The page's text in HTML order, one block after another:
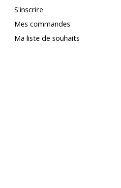
S'inscrire
Mes commandes
Ma liste de souhaits